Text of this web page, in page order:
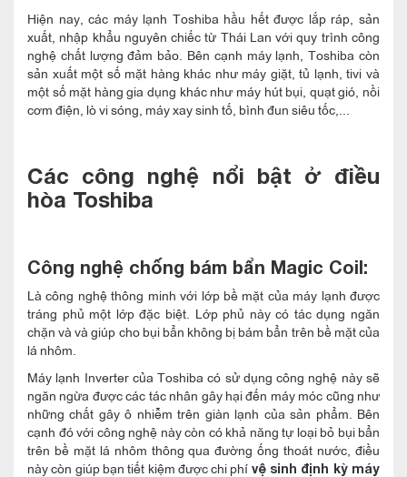
Hiện nay, các máy lạnh Toshiba hầu hết được lắp ráp, sản
xuất, nhập khẩu nguyên chiếc từ Thái Lan với quy trình công
nghệ chất lượng đảm bảo. Bên cạnh máy lạnh, Toshiba còn
sản xuất một số mặt hàng khác như máy giặt, tủ lạnh, tivi và
một số mặt hàng gia dụng khác như máy hút bụi, quạt gió, nồi
cơm điện, lò vi sóng, máy xay sinh tố, bình đun siêu tốc,...
Các công nghệ nổi bật ở điều
hòa Toshiba
Công nghệ chống bám bẩn Magic Coil:
Là công nghệ thông minh với lớp bề mặt của máy lạnh được
tráng phủ một lớp đặc biệt. Lớp phủ này có tác dụng ngăn
chặn và và giúp cho bụi bẩn không bị bám bẩn trên bề mặt của
lá nhôm.
Máy lạnh Inverter của Toshiba có sử dụng công nghệ này sẽ
ngăn ngừa được các tác nhân gây hại đến máy móc cũng như
những chất gây ô nhiễm trên giàn lạnh của sản phẩm. Bên
cạnh đó với công nghệ này còn có khả năng tự loại bỏ bụi bẩn
trên bề mặt lá nhôm thông qua đường ống thoát nước, điều
này còn giúp bạn tiết kiệm được chi phí vệ sinh định kỳ máy